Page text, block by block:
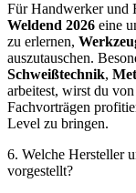
Für Handwerker und
Weldend 2026 eine
zu erlernen,
auszutauschen.
Schweißtechnik,
arbeitest, wirst du
Fachvorträgen
Level zu bringen.
6. Welche Hersteller
vorgestellt?